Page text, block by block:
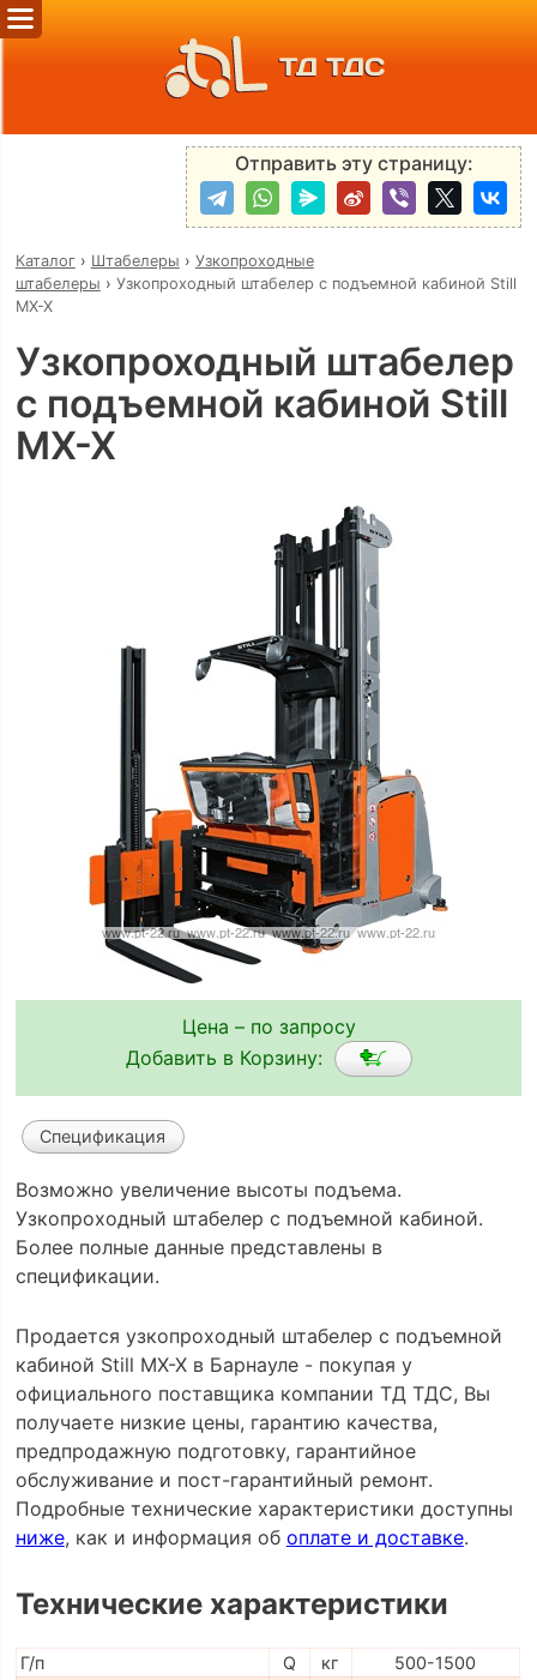
ТД ТДС
Отправить эту страницу:
Каталог› Штабелеры › Узкопроходные
штабелеры › Узкопроходный штабелер с подъемной кабиной Still
MX-X
Узкопроходный штабелер
с подъемной кабиной Still
MX-X
Цена – по запросу
Добавить в Корзину:
Спецификация
Возможно увеличение высоты подъема.
Узкопроходный штабелер с подъемной кабиной.
Более полные данные представлены в
спецификации.
Продается узкопроходный штабелер с подъемной
кабиной Still MX-X в Барнауле - покупая у
официального поставщика компании ТД ТДС, Вы
получаете низкие цены, гарантию качества,
предпродажную подготовку, гарантийное
обслуживание и пост-гарантийный ремонт.
Подробные технические характеристики доступны
ниже, как и информация об оплате и доставке.
Технические характеристики
Г/п Q кг
500-1500